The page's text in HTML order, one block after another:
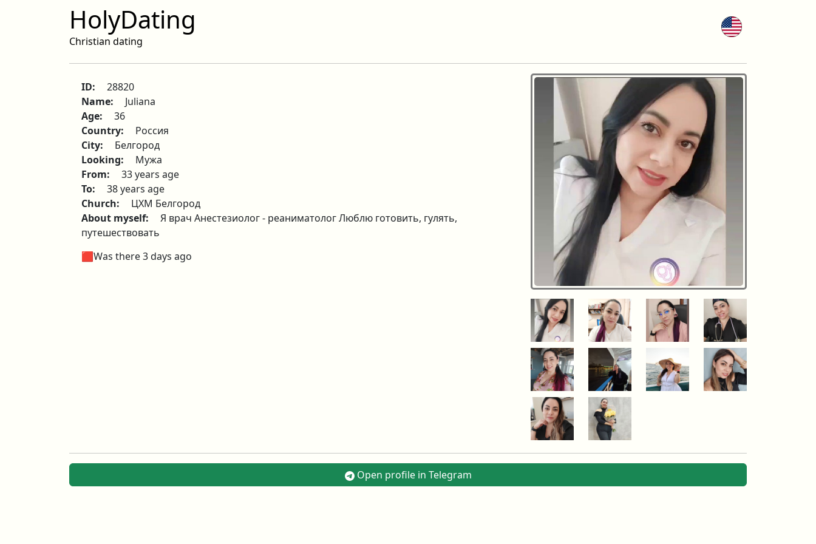
HolyDating
Christian dating
ID:
28820
Name:
Juliana
Age:
36
Country:
Россия
City:
Белгород
Looking:
Мужа
From:
33 years age
To:
38 years age
Church:
ЦХМ Белгород
About myself:
Я врач Анестезиолог - реаниматолог Люблю готовить, гулять,
путешествовать
🟥Was there 3 days ago
Open profile in Telegram